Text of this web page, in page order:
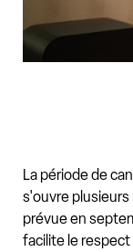
La période de
s'ouvre
prévue en
facilite le